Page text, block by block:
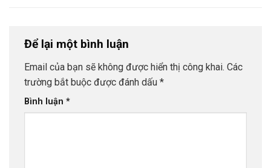
Để lại một bình luận
Email của bạn sẽ không được hiển thị công khai. Các
trường bắt buộc được đánh dấu *
Bình luận *